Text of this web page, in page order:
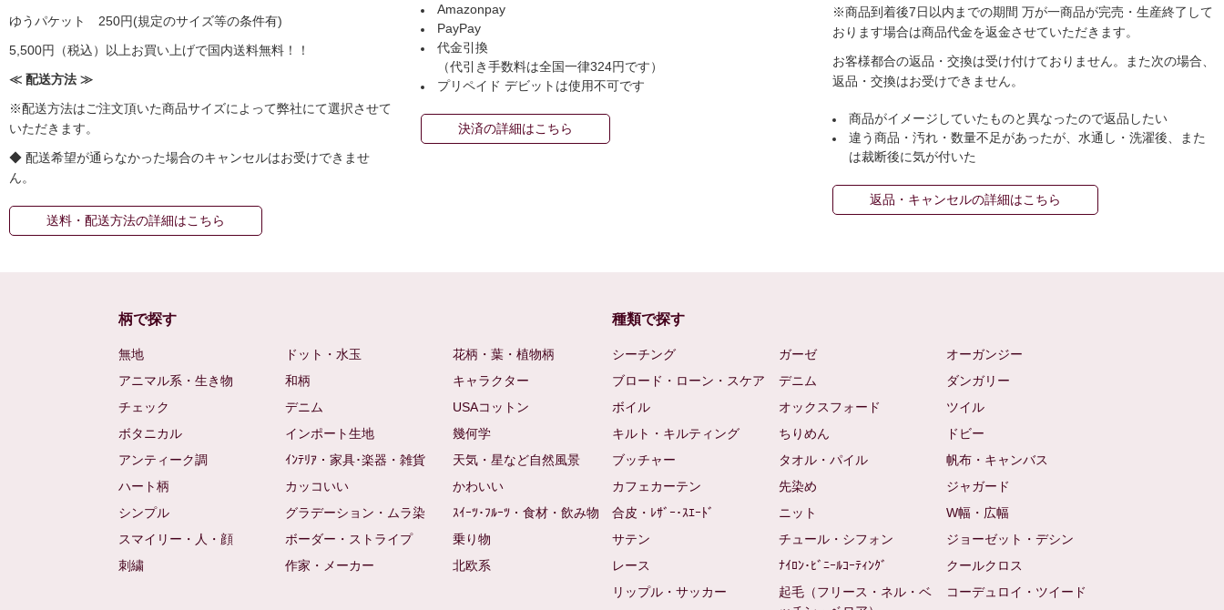
ゆうパケット 250円(規定のサイズ等の条件有)
5,500円（税込）以上お買い上げで国内送料無料！！
≪ 配送方法 ≫
※配送方法はご注文頂いた商品サイズによって弊社にて選択させて
いただきます。
◆ 配送希望が通らなかった場合のキャンセルはお受けできませ
ん。
送料・配送方法の詳細はこちら
Amazonpay
PayPay
代金引換
（代引き手数料は全国一律324円です）
プリペイド デビットは使用不可です
決済の詳細はこちら
※商品到着後7日以内までの期間 万が一商品が完売・生産終了して
おります場合は商品代金を返金させていただきます。
お客様都合の返品・交換は受け付けておりません。また次の場合、
返品・交換はお受けできません。
商品がイメージしていたものと異なったので返品したい
違う商品・汚れ・数量不足があったが、水通し・洗濯後、また
は裁断後に気が付いた
返品・キャンセルの詳細はこちら
柄で探す
無地 ドット・水玉
花柄・葉・植物柄
アニマル系・生き物
和柄
キャラクター
チェック
デニム
USAコットン
ボタニカル
インポート生地
幾何学
アンティーク調
ｲﾝﾃﾘｱ・家具･楽器・雑貨
天気・星など自然風景
ハート柄
カッコいい
かわいい
シンプル
グラデーション・ムラ染
ｽｲｰﾂ･ﾌﾙｰﾂ・食材・飲み物
スマイリー・人・顔
ボーダー・ストライプ
乗り物
刺繍
作家・メーカー 北欧系
種類で探す
シーチング ガーゼ
オーガンジー
ブロード・ローン・スケア
デニム
ダンガリー
ボイル
オックスフォード
ツイル
キルト・キルティング
ちりめん
ドビー
ブッチャー
タオル・パイル
帆布・キャンバス
カフェカーテン
先染め
ジャガード
合皮・ﾚｻﾞｰ･ｽｴｰﾄﾞ
ニット
W幅・広幅
サテン
チュール・シフォン
ジョーゼット・デシン
レース
ﾅｲﾛﾝ･ﾋﾞﾆｰﾙｺｰﾃｨﾝｸﾞ
クールクロス
リップル・サッカー
起毛（フリース・ネル・ベ
コーデュロイ・ツイード